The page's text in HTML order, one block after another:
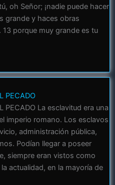
oh Señor; ¡nadie puede hacer
grande y haces obras
porque muy grande es tu
PECADO
PECADO La esclavitud era una
imperio romano. Los esclavos
administración pública,
Podían llegar a poseer
siempre eran vistos como
actualidad, en la mayoría de